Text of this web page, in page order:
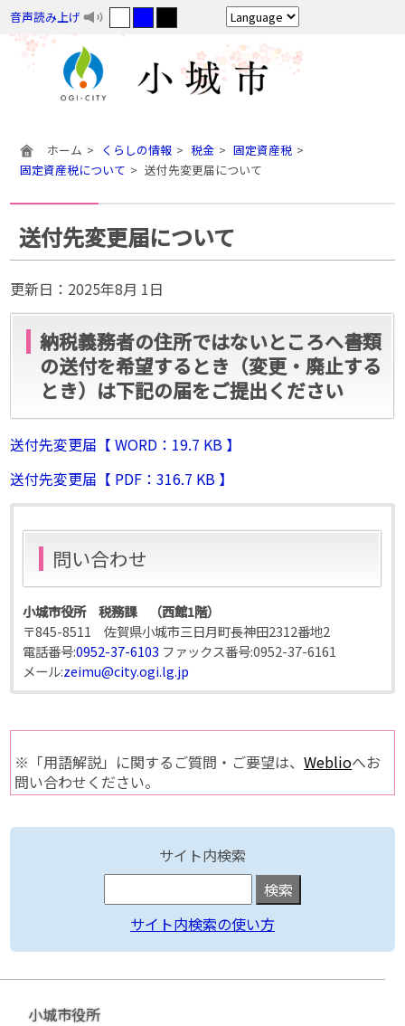
音声読み上げ
ホーム くらしの情報 税金
固定資産税
固定資産税について
送付先変更届について
送付先変更届について
更新日： 2025年8月 1日
納税義務者の住所ではないところへ書類
の送付を希望するとき（変更・廃止する
とき）は下記の届をご提出ください
送付先変更届【 WORD：19.7 KB 】
送付先変更届【 PDF：316.7 KB 】
問い合わせ
小城市役所 税務課 （西館1階）
〒845-8511 佐賀県小城市三日月町長神田2312番地2
電話番号:0952-37-6103 ファックス番号:0952-37-6161
メール:zeimu@city.ogi.lg.jp
※「用語解説」に関するご質問・ご要望は、Weblioへお
問い合わせください。
サイト内検索
サイト内検索の使い方
小城市役所